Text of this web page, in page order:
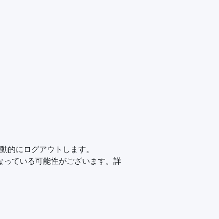
的にログアウトします。
ている可能性がございます。詳